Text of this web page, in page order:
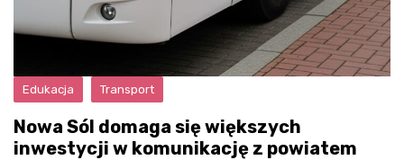
Edukacja Transport
Nowa Sól domaga się większych
inwestycji w komunikację z powiatem